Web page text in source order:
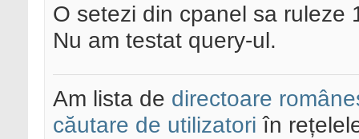
O setezi din cpanel sa ruleze
Nu am testat query-ul.
Am lista de directoare
căutare de utilizatori în